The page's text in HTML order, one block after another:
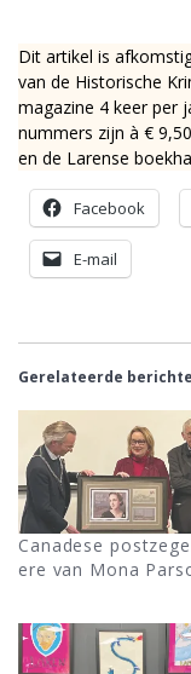
Dit artikel is
van de Historische
magazine 4 keer per
nummers zijn à €
en de Larense
Facebook
E-mail
Gerelateerde
Canadese
ere van Mona